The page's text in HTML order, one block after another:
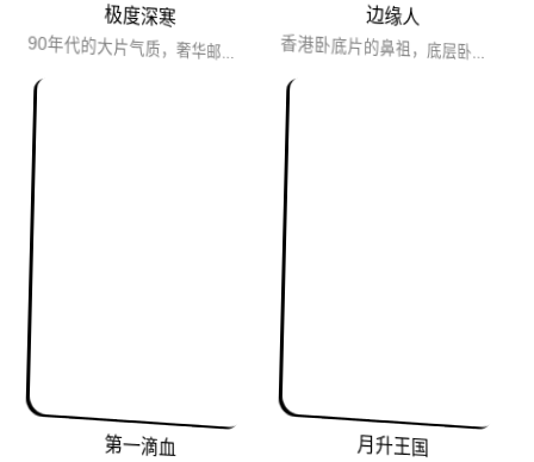
极度深寒
90年代的大片气质，奢华邮轮+异形海怪，加上帅哥美女，紧张刺激又生动有趣。
边缘人
香港卧底片的鼻祖，底层卧底，就像光明和黑暗之间的边缘人，陷于污泥之中，时间久了就真要被污泥吞噬。最后平民...
第一滴血 月升王国